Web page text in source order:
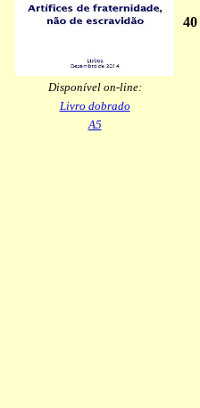
Disponível on-line:
Livro dobrado
A5
40